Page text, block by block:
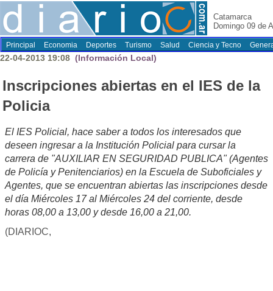
Catamarca
Domingo 09 de
Principal Economia Deportes Turismo Salud Ciencia y Tecno
22-04-2013 19:08 (Información Local)
Inscripciones abiertas en el IES de la
Policia
El IES Policial, hace saber a todos los interesados que
deseen ingresar a la Institución Policial para cursar la
carrera de "AUXILIAR EN SEGURIDAD PUBLICA" (Agentes
de Policía y Penitenciarios) en la Escuela de Suboficiales y
Agentes, que se encuentran abiertas las inscripciones desde
el día Miércoles 17 al Miércoles 24 del corriente, desde
horas 08,00 a 13,00 y desde 16,00 a 21,00.
(DIARIOC,